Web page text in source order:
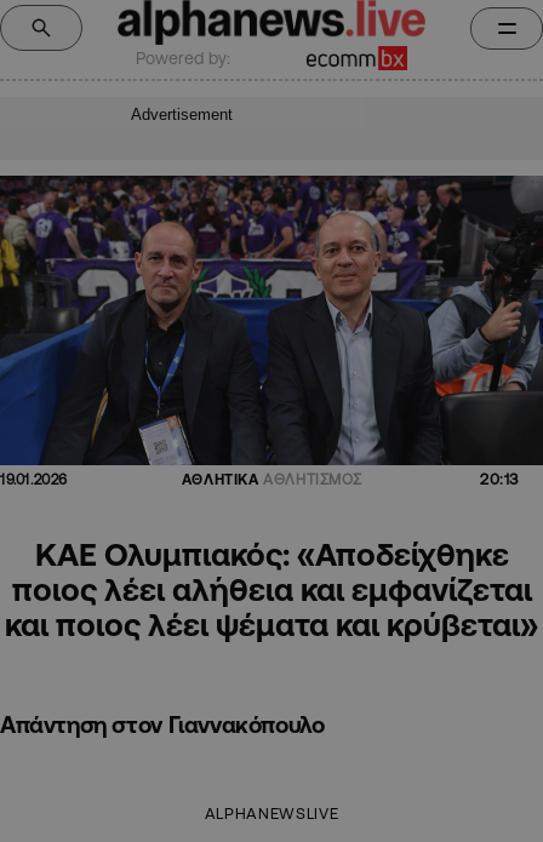
Powered by:
Advertisement
19.01.2026 ΑΘΛΗΤΙΚΑ ΑΘΛΗΤΙΣΜΟΣ 20:13
ΚΑΕ Ολυμπιακός: «Αποδείχθηκε
ποιος λέει αλήθεια και εμφανίζεται
και ποιος λέει ψέματα και κρύβεται»
Απάντηση στον Γιαννακόπουλο
ALPHANEWSLIVE